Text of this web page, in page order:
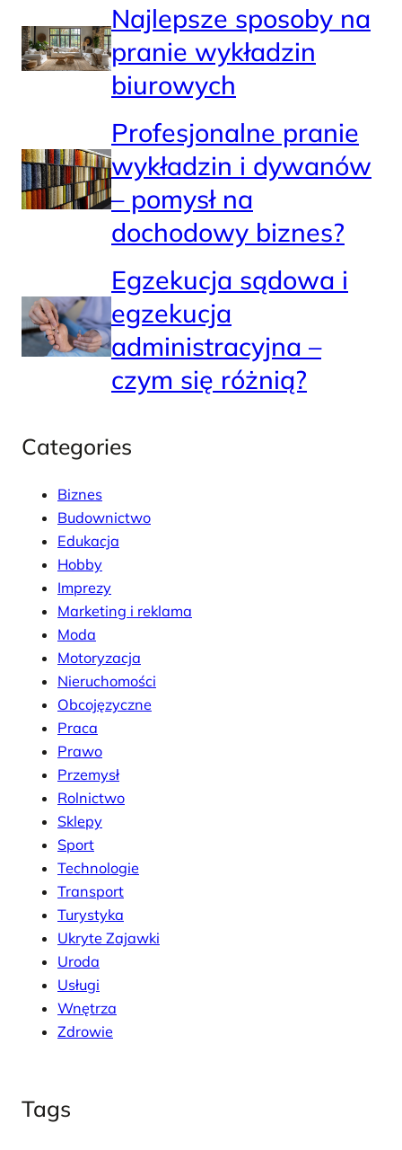
Najlepsze sposoby na
pranie wykładzin
biurowych
Profesjonalne pranie
wykładzin i dywanów
– pomysł na
dochodowy biznes?
Egzekucja sądowa i
egzekucja
administracyjna –
czym się różnią?
Categories
Biznes
Budownictwo
Edukacja
Hobby
Imprezy
Marketing i reklama
Moda
Motoryzacja
Nieruchomości
Obcojęzyczne
Praca
Prawo
Przemysł
Rolnictwo
Sklepy
Sport
Technologie
Transport
Turystyka
Ukryte Zajawki
Uroda
Usługi
Wnętrza
Zdrowie
Tags